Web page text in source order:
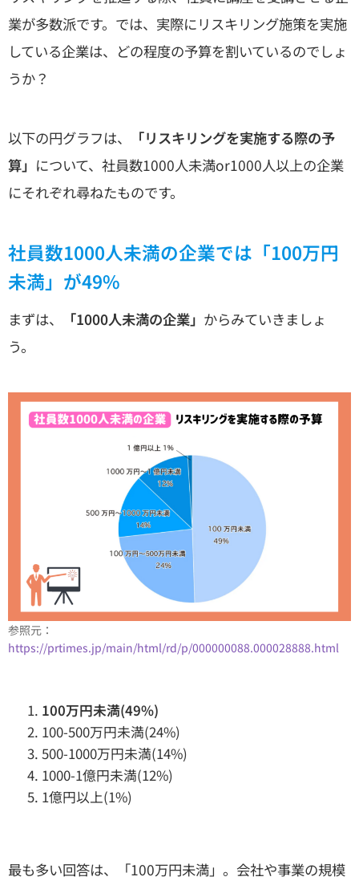
業が多数派です。では、実際にリスキリング施策を実施
している企業は、どの程度の予算を割いているのでしょ
うか？
以下の円グラフは、
「リスキリングを実施する際の予
算」 について、社員数1000人未満or1000人以上の企業
にそれぞれ尋ねたものです。
社員数1000人未満の企業では「100万円
未満」が49%
まずは、 「1000人未満の企業」 からみていきましょ
う。
参照元：
https://prtimes.jp/main/html/rd/p/000000088.000028888.html
100万円未満(49%)
100-500万円未満(24%)
500-1000万円未満(14%)
1000-1億円未満(12%)
1億円以上(1%)
最も多い回答は、「100万円未満」。会社や事業の規模